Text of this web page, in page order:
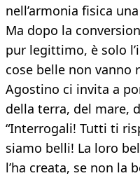
nell’armonia fisica
Ma dopo la
pur legittimo, è solo
cose belle non
Agostino ci invita a
della terra, del mare,
“Interrogali! Tutti ti
siamo belli! La loro
l’ha creata, se non la